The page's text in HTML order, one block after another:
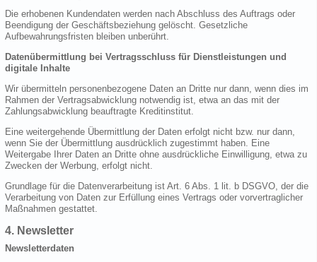
Die erhobenen Kundendaten werden nach Abschluss des Auftrags oder
Beendigung der Geschäftsbeziehung gelöscht. Gesetzliche
Aufbewahrungsfristen bleiben unberührt.
Datenübermittlung bei Vertragsschluss für Dienstleistungen und
digitale Inhalte
Wir übermitteln personenbezogene Daten an Dritte nur dann, wenn dies im
Rahmen der Vertragsabwicklung notwendig ist, etwa an das mit der
Zahlungsabwicklung beauftragte Kreditinstitut.
Eine weitergehende Übermittlung der Daten erfolgt nicht bzw. nur dann,
wenn Sie der Übermittlung ausdrücklich zugestimmt haben. Eine
Weitergabe Ihrer Daten an Dritte ohne ausdrückliche Einwilligung, etwa zu
Zwecken der Werbung, erfolgt nicht.
Grundlage für die Datenverarbeitung ist Art. 6 Abs. 1 lit. b DSGVO, der die
Verarbeitung von Daten zur Erfüllung eines Vertrags oder vorvertraglicher
Maßnahmen gestattet.
4. Newsletter
Newsletterdaten